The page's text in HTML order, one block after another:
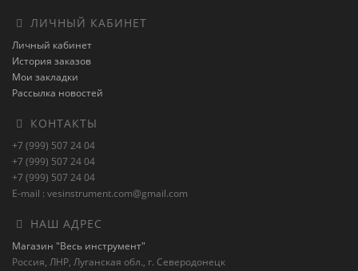
ЛИЧНЫЙ КАБИНЕТ
Личный кабинет
История заказов
Мои закладки
Рассылка новостей
КОНТАКТЫ
+7 (999) 507 24 04
+7 (999) 507 24 04
+7 (999) 507 24 04
E-mail : vesinstrument.com@gmail.com
НАШ АДРЕС
Магазин "Весь инструмент"
Россия, ЛНР, Луганская обл., г. Северодонецк